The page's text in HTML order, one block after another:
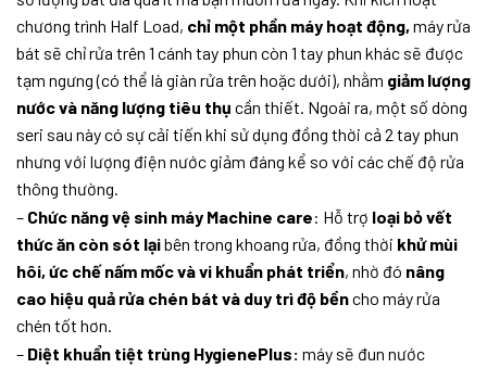
chương trình Half Load, chỉ một phần máy hoạt động, máy rửa
bát sẽ chỉ rửa trên 1 cánh tay phun còn 1 tay phun khác sẽ được
tạm ngưng (có thể là giàn rửa trên hoặc dưới), nhằm giảm lượng
nước và năng lượng tiêu thụ cần thiết. Ngoài ra, một số dòng
seri sau này có sự cải tiến khi sử dụng đồng thời cả 2 tay phun
nhưng với lượng điện nước giảm đáng kể so với các chế độ rửa
thông thường.
– Chức năng vệ sinh máy Machine care: Hỗ trợ loại bỏ vết
thức ăn còn sót lạibên trong khoang rửa, đồng thời khử mùi
hôi, ức chế nấm mốc và vi khuẩn phát triển, nhờ đó nâng
cao hiệu quả rửa chén bát và duy trì độ bềncho máy rửa
chén tốt hơn.
– Diệt khuẩn tiệt trùng HygienePlus: máy sẽ đun nước